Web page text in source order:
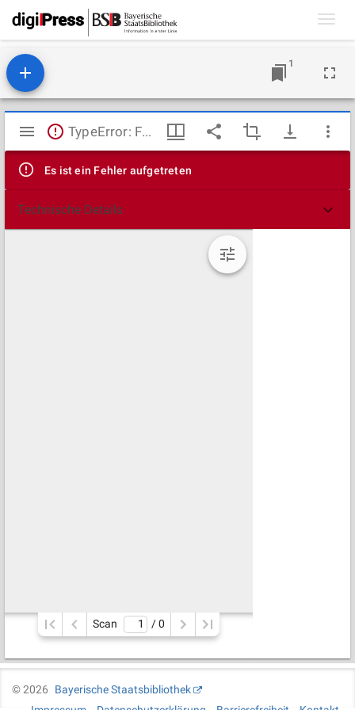
1
Mirador
Viewer
TypeError: Failed to fetch
Es ist ein Fehler aufgetreten
Technische Details
Scan / 0
©2026
Bayerische Staatsbibliothek